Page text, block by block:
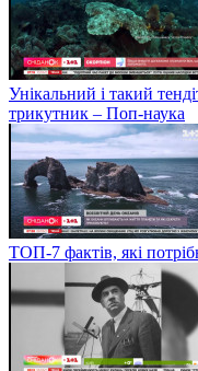
Унікальний і такий
трикутник – Поп-наука
ТОП-7 фактів, які